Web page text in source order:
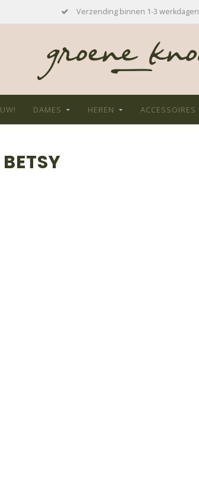
Verzending binnen 1-3 werkdagen
DAMES HEREN ACCESSOIRES